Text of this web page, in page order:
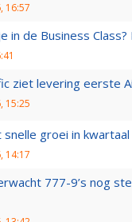
16:57
in de Business
ziet levering eerste
15:25
snelle groei in
14:17
777-9’s nog